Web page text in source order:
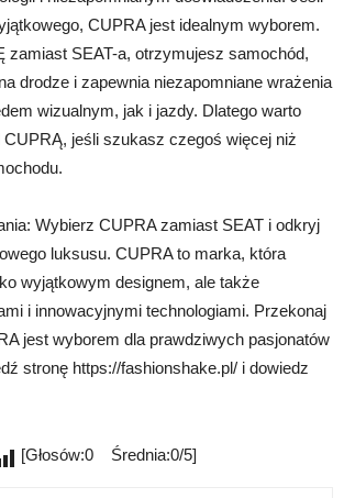
CUPRA jest idealnym wyborem.
zamiast SEAT-a, otrzymujesz samochód,
drodze i zapewnia niezapomniane wrażenia
wizualnym, jak i jazdy. Dlatego warto
jeśli szukasz czegoś więcej niż
Wybierz CUPRA zamiast SEAT i odkryj
luksusu. CUPRA to marka, która
wyjątkowym designem, ale także
i innowacyjnymi technologiami. Przekonaj
jest wyborem dla prawdziwych pasjonatów
stronę https://fashionshake.pl/ i dowiedz
[Głosów:0 Średnia:0/5]